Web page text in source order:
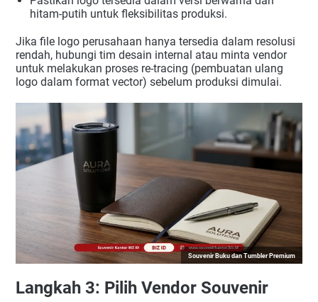
hitam-putih untuk fleksibilitas produksi.
Jika file logo perusahaan hanya tersedia dalam resolusi
rendah, hubungi tim desain internal atau minta vendor
untuk melakukan proses re-tracing (pembuatan ulang
logo dalam format vector) sebelum produksi dimulai.
Souvenir Buku dan Tumbler Premium
Langkah 3: Pilih Vendor Souvenir